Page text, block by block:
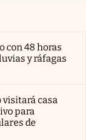
con 48 horas
y ráfagas
visitará casa
para
de